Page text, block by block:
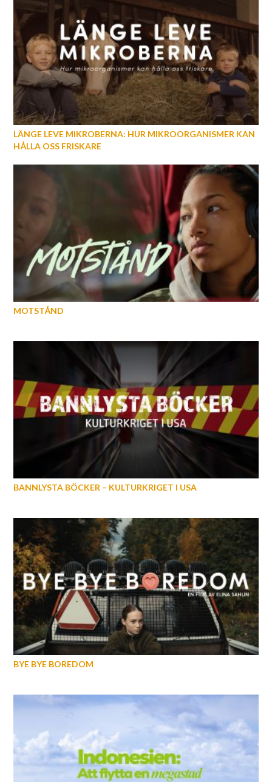
LÄNGE LEVE MIKROBERNA: HUR MIKROORGANISMER KAN
HÅLLA OSS FRISKARE
MOTSTÅND
BANNLYSTA BÖCKER – KULTURKRIGET I USA
BYE BYE BOREDOM